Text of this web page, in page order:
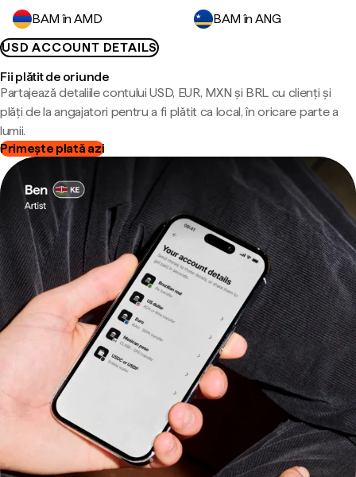
BAM în AMD
BAM în ANG
USD ACCOUNT DETAILS
Fii plătit de oriunde
Partajează detaliile contului USD, EUR, MXN și BRL cu clienți și
plăți de la angajatori pentru a fi plătit ca local, în oricare parte a
lumii.
Primește plată azi